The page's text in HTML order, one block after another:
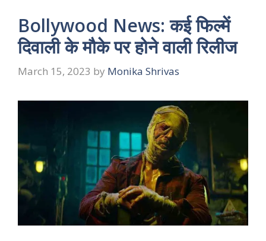
Bollywood News: कई फिल्में
दिवाली के मौके पर होने वाली रिलीज
March 15, 2023 by Monika Shrivas